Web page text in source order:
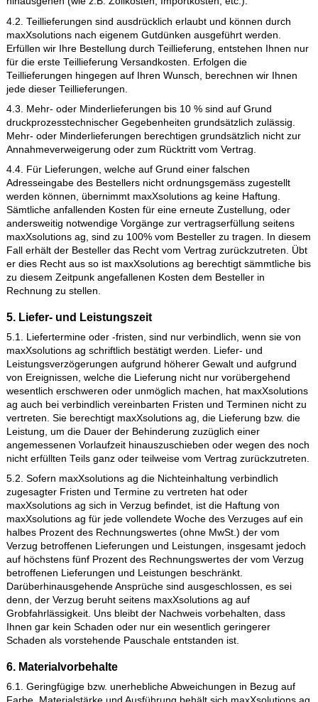
Abweichung zwischen bezahltem Preis (ausgewählte
und hochgeladenem Logo geben, so ist maxXsolutions
den Mehrpreis dem Kunden in Rechnung zu stellen. Alternativ
der Kunde die Möglichkeit ein passendes Logo für den Druck
Verfügung zu stellen. In diesem Fall fallen keine Mehrkosten
4. Liefer- und Leistungsumfang
4.1. Die Ware wird ab unserem Lager in der Schweiz
Lieferungen erfolgen DDP, verzollt und versteuert, an jeweils
Adresse in der Schweiz oder Lichtenstein. Es entstehen keine
Zusatzkosten, welche über den ausgewiesenen Totalbetrag
hinausgehen (wie z.B. Zollkosten, Importkosten, etc.).
4.2. Teillieferungen sind ausdrücklich erlaubt und können
maxXsolutions nach eigenem Gutdünken ausgeführt werden.
Erfüllen wir Ihre Bestellung durch Teillieferung, entstehen
für die erste Teillieferung Versandkosten. Erfolgen die
Teillieferungen hingegen auf Ihren Wunsch, berechnen wir
jede dieser Teillieferungen.
4.3. Mehr- oder Minderlieferungen bis 10 % sind auf Grund
druckprozesstechnischer Gegebenheiten grundsätzlich
Annahmeverweigerung oder zum Rücktritt vom Vertrag.
4.4. Für Lieferungen, welche auf Grund einer falschen
Adresseingabe des Bestellers nicht ordnungsgemäss
werden können, übernimmt maxXsolutions ag keine Haftung.
Sämtliche anfallenden Kosten für eine erneute Zustellung,
andersweitig notwendige Vorgänge zur vertragserfüllung
maxXsolutions ag, sind zu 100% vom Besteller zu tragen. In
Fall erhält der Besteller das Recht vom Vertrag
zu diesem Zeitpunk angefallenen Kosten dem Besteller in
Rechnung zu stellen.
5. Liefer- und Leistungszeit
5.1. Liefertermine oder -fristen, sind nur verbindlich, wenn sie
maxXsolutions ag schriftlich bestätigt werden. Liefer- und
Leistungsverzögerungen aufgrund höherer Gewalt und
von Ereignissen, welche die Lieferung nicht nur
wesentlich erschweren oder unmöglich machen, hat
ag auch bei verbindlich vereinbarten Fristen und Terminen
vertreten. Sie berechtigt maxXsolutions ag, die Lieferung bzw.
angemessenen Vorlaufzeit hinauszuschieben oder wegen
nicht erfüllten Teils ganz oder teilweise vom Vertrag